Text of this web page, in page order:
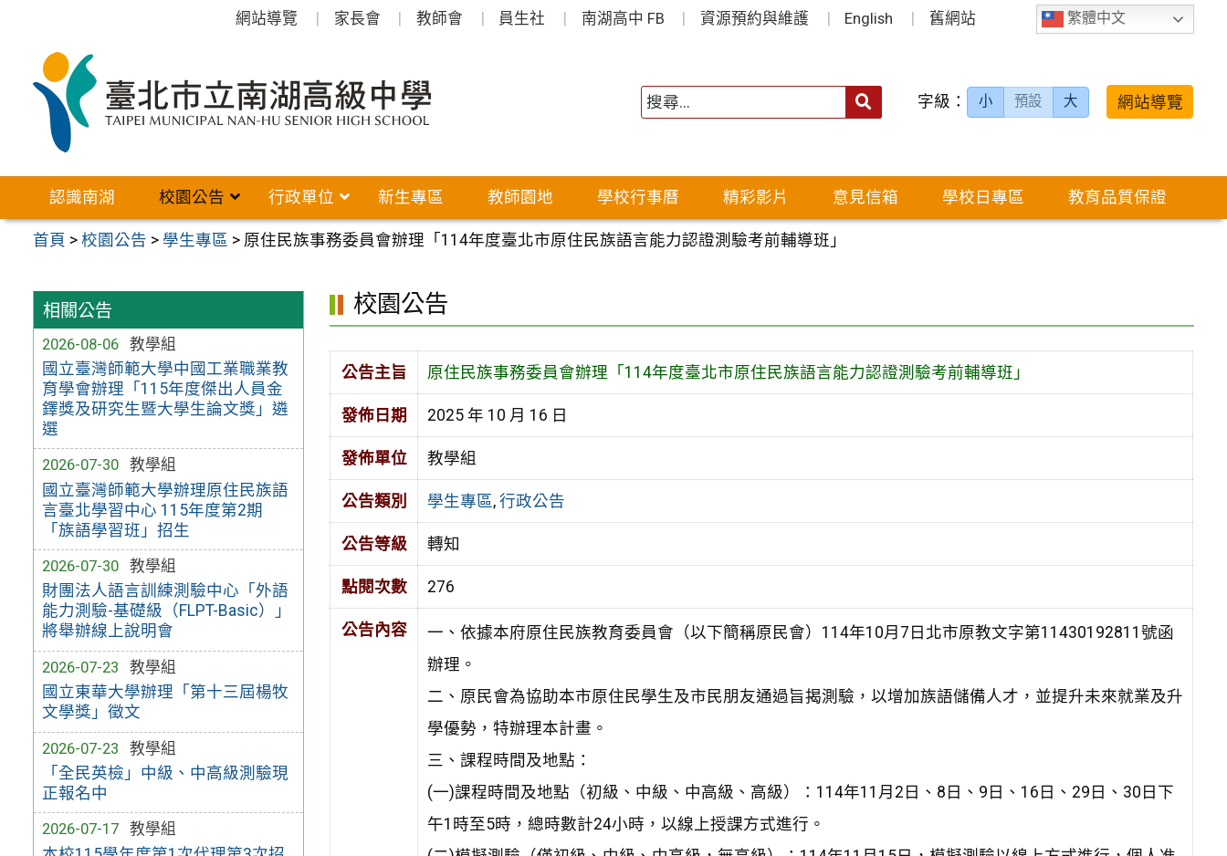
繁體中文
網站導覽 家長會 教師會 員生社 南湖高中 FB 資源預約與維護 English 舊網站
字級： 小 預設 大 網站導覽
認識南湖 校園公告 行政單位 新生專區 教師園地 學校行事曆 精彩影片 意見信箱 學校日專區 教育品質保證
首頁 >校園公告 > 學生專區 > 原住民族事務委員會辦理「114年度臺北市原住民族語言能力認證測驗考前輔導班」
相關公告
2026-08-06
教學組
國立臺灣師範大學中國工業職業教
育學會辦理「115年度傑出人員金
鐸獎及研究生暨大學生論文獎」遴
選
2026-07-30
教學組
國立臺灣師範大學辦理原住民族語
言臺北學習中心 115年度第2期
「族語學習班」招生
2026-07-30
教學組
財團法人語言訓練測驗中心「外語
能力測驗-基礎級（FLPT-Basic）」
將舉辦線上說明會
2026-07-23
教學組
國立東華大學辦理「第十三屆楊牧
文學獎」徵文
2026-07-23
教學組
「全民英檢」中級、中高級測驗現
正報名中
2026-07-17
教學組
校園公告
公告主旨 原住民族事務委員會辦理「114年度臺北市原住民族語言能力認證測驗考前輔導班」
發佈日期 2025 年 10 月 16 日
發佈單位 教學組
公告類別 學生專區, 行政公告
公告等級 轉知
點閱次數 276
公告內容
一、依據本府原住民族教育委員會（以下簡稱原民會）114年10月7日北市原教文字第11430192811號函
辦理。
二、原民會為協助本市原住民學生及市民朋友通過旨揭測驗，以增加族語儲備人才，並提升未來就業及升
學優勢，特辦理本計畫。
三、課程時間及地點：
(一)課程時間及地點（初級、中級、中高級、高級）：114年11月2日、8日、9日、16日、29日、30日下
午1時至5時，總時數計24小時，以線上授課方式進行。